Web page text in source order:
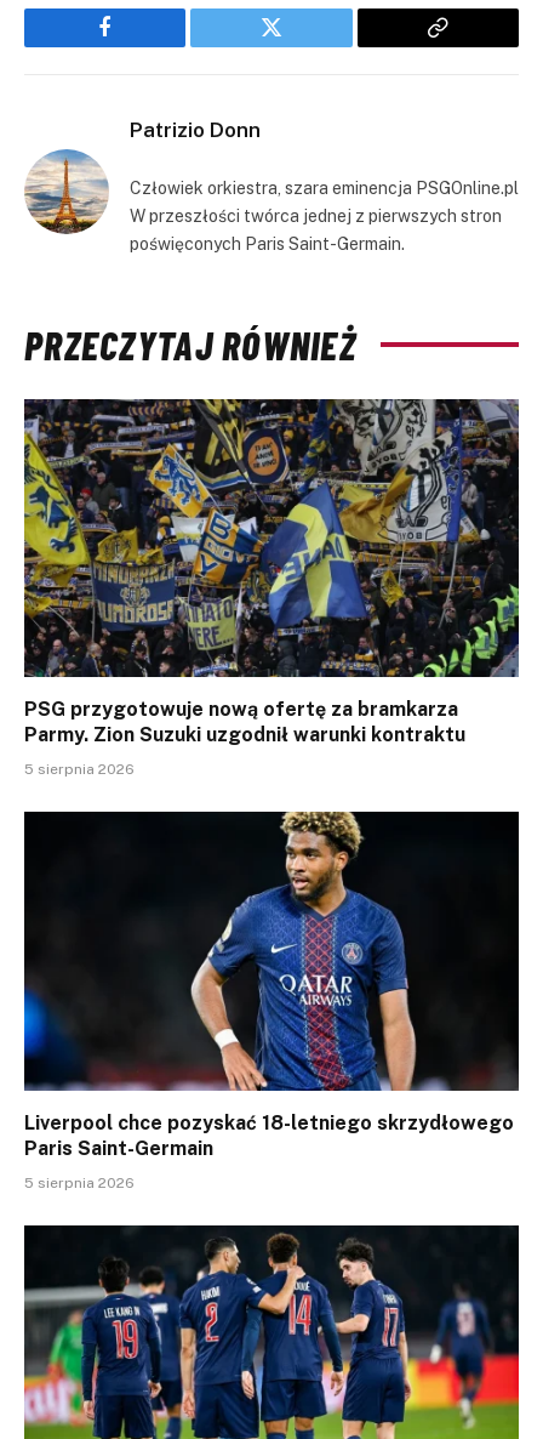
Facebook Twitter
Copy
Patrizio Donn
Człowiek orkiestra, szara eminencja PSGOnline.pl
W przeszłości twórca jednej z pierwszych stron
poświęconych Paris Saint-Germain.
PRZECZYTAJ RÓWNIEŻ
PSG przygotowuje nową ofertę za bramkarza
Parmy. Zion Suzuki uzgodnił warunki kontraktu
5 sierpnia 2026
Liverpool chce pozyskać 18-letniego skrzydłowego
Paris Saint-Germain
5 sierpnia 2026